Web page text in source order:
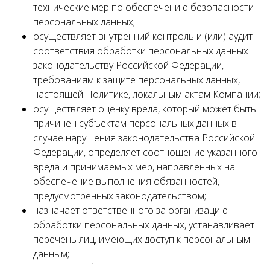
технические мер по обеспечению безопасности
персональных данных;
осуществляет внутренний контроль и (или) аудит
соответствия обработки персональных данных
законодательству Российской Федерации,
требованиям к защите персональных данных,
настоящей Политике, локальным актам Компании;
осуществляет оценку вреда, который может быть
причинен субъектам персональных данных в
случае нарушения законодательства Российской
Федерации, определяет соотношение указанного
вреда и принимаемых мер, направленных на
обеспечение выполнения обязанностей,
предусмотренных законодательством;
назначает ответственного за организацию
обработки персональных данных, устанавливает
перечень лиц, имеющих доступ к персональным
данным;